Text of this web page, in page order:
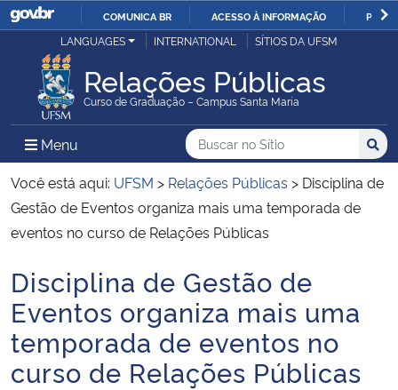
IR
O
COMUNICA BR ACESSO À INFORMAÇÃO
Ministério da Justiça e Segurança Pública
Ministério da Defesa
Ministério das Relações Exteriores
Ministério da Economia
Ministério da Infraestrutura
Ministério da Agricultura, Pecuária e Abastecimento
Ministério da Educação
LANGUAGES INTERNATIONAL SÍTIOS DA UFSM
Relações Públicas
Curso de Graduação – Campus Santa Maria
Menu Menu Principal do Sítio
Busca
Buscar no no Sítio
Busca:
Você está aqui: UFSM > Relações Públicas > Disciplina de
Gestão de Eventos organiza mais uma temporada de
eventos no curso de Relações Públicas
Início do conteúdo
Disciplina de Gestão de
Eventos organiza mais uma
temporada de eventos no
curso de Relações Públicas